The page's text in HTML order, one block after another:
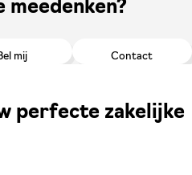
meedenken?
mij Contact
perfecte zakelijke